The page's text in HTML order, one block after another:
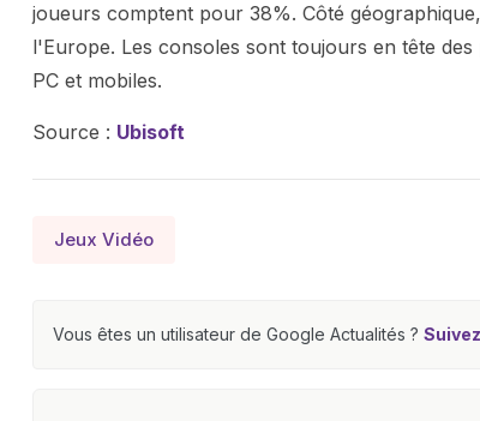
joueurs comptent pour 38%. Côté
l'Europe. Les consoles sont toujours en tête
PC et mobiles.
Source : Ubisoft
Jeux Vidéo
Vous êtes un utilisateur de Google Actualités ?